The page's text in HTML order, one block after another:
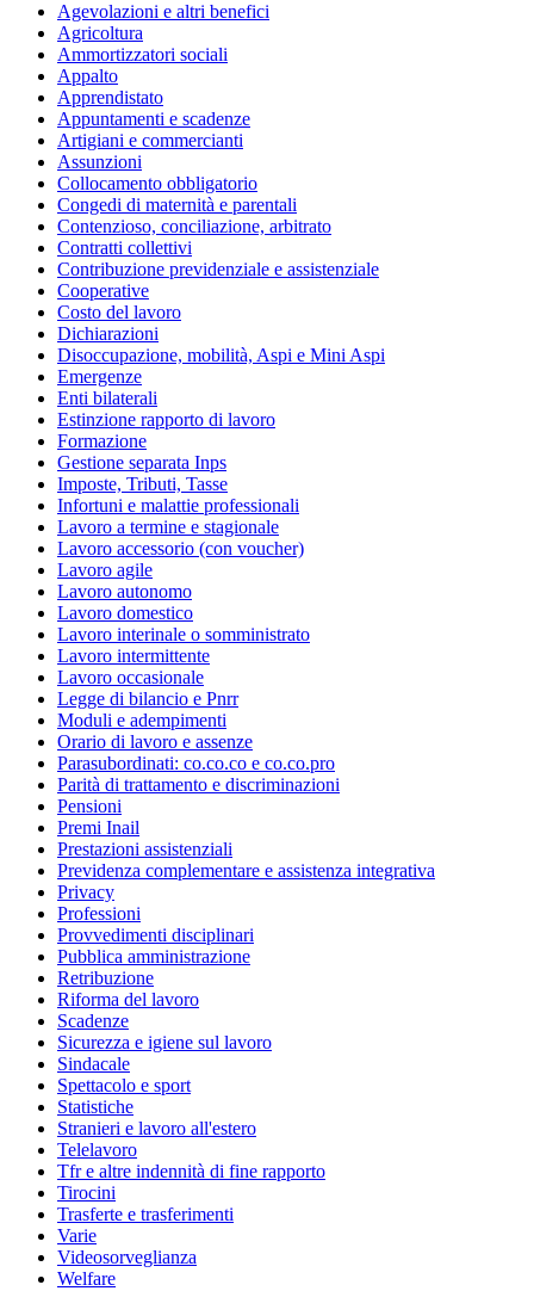
Agevolazioni e altri benefici
Agricoltura
Ammortizzatori sociali
Appalto
Apprendistato
Appuntamenti e scadenze
Artigiani e commercianti
Assunzioni
Collocamento obbligatorio
Congedi di maternità e parentali
Contenzioso, conciliazione, arbitrato
Contratti collettivi
Contribuzione previdenziale e assistenziale
Cooperative
Costo del lavoro
Dichiarazioni
Disoccupazione, mobilità, Aspi e Mini Aspi
Emergenze
Enti bilaterali
Estinzione rapporto di lavoro
Formazione
Gestione separata Inps
Imposte, Tributi, Tasse
Infortuni e malattie professionali
Lavoro a termine e stagionale
Lavoro accessorio (con voucher)
Lavoro agile
Lavoro autonomo
Lavoro domestico
Lavoro interinale o somministrato
Lavoro intermittente
Lavoro occasionale
Legge di bilancio e Pnrr
Moduli e adempimenti
Orario di lavoro e assenze
Parasubordinati: co.co.co e co.co.pro
Parità di trattamento e discriminazioni
Pensioni
Premi Inail
Prestazioni assistenziali
Previdenza complementare e assistenza integrativa
Privacy
Professioni
Provvedimenti disciplinari
Pubblica amministrazione
Retribuzione
Riforma del lavoro
Scadenze
Sicurezza e igiene sul lavoro
Sindacale
Spettacolo e sport
Statistiche
Stranieri e lavoro all'estero
Telelavoro
Tfr e altre indennità di fine rapporto
Tirocini
Trasferte e trasferimenti
Varie
Videosorveglianza
Welfare